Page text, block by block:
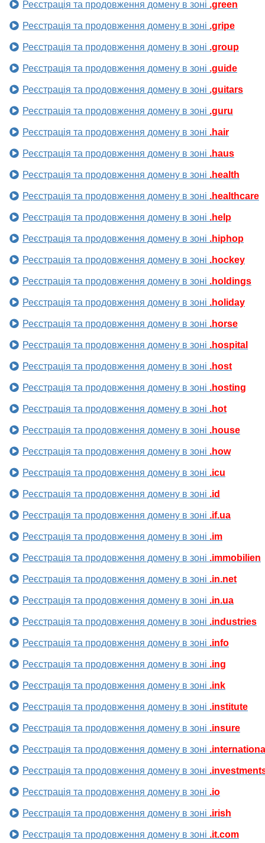
Реєстрація та продовження домену в зоні .green
Реєстрація та продовження домену в зоні .gripe
Реєстрація та продовження домену в зоні .group
Реєстрація та продовження домену в зоні .guide
Реєстрація та продовження домену в зоні .guitars
Реєстрація та продовження домену в зоні .guru
Реєстрація та продовження домену в зоні .hair
Реєстрація та продовження домену в зоні .haus
Реєстрація та продовження домену в зоні .health
Реєстрація та продовження домену в зоні .healthcare
Реєстрація та продовження домену в зоні .help
Реєстрація та продовження домену в зоні .hiphop
Реєстрація та продовження домену в зоні .hockey
Реєстрація та продовження домену в зоні .holdings
Реєстрація та продовження домену в зоні .holiday
Реєстрація та продовження домену в зоні .horse
Реєстрація та продовження домену в зоні .hospital
Реєстрація та продовження домену в зоні .host
Реєстрація та продовження домену в зоні .hosting
Реєстрація та продовження домену в зоні .hot
Реєстрація та продовження домену в зоні .house
Реєстрація та продовження домену в зоні .how
Реєстрація та продовження домену в зоні .icu
Реєстрація та продовження домену в зоні .id
Реєстрація та продовження домену в зоні .if.ua
Реєстрація та продовження домену в зоні .im
Реєстрація та продовження домену в зоні .immobilien
Реєстрація та продовження домену в зоні .in.net
Реєстрація та продовження домену в зоні .in.ua
Реєстрація та продовження домену в зоні .industries
Реєстрація та продовження домену в зоні .info
Реєстрація та продовження домену в зоні .ing
Реєстрація та продовження домену в зоні .ink
Реєстрація та продовження домену в зоні .institute
Реєстрація та продовження домену в зоні .insure
Реєстрація та продовження домену в зоні
Реєстрація та продовження домену в зоні
Реєстрація та продовження домену в зоні .io
Реєстрація та продовження домену в зоні .irish
Реєстрація та продовження домену в зоні .it.com